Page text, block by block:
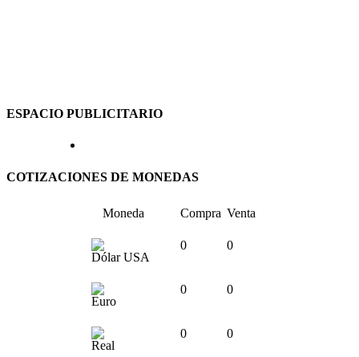
ESPACIO PUBLICITARIO
COTIZACIONES DE MONEDAS
Moneda Compra Venta
Dólar USA
0 0
Euro
0 0
Real
0 0